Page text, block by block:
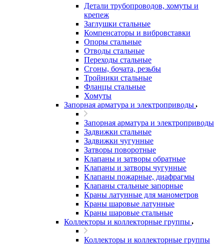
Детали трубопроводов, хомуты и
крепеж
Заглушки стальные
Компенсаторы и вибровставки
Опоры стальные
Отводы стальные
Переходы стальные
Сгоны, бочата, резьбы
Тройники стальные
Фланцы стальные
Хомуты
Запорная арматура и электроприводы
Запорная арматура и электроприводы
Задвижки стальные
Задвижки чугунные
Затворы поворотные
Клапаны и затворы обратные
Клапаны и затворы чугунные
Клапаны пожарные, диафрагмы
Клапаны стальные запорные
Краны латунные для манометров
Краны шаровые латунные
Краны шаровые стальные
Коллекторы и коллекторные группы
Коллекторы и коллекторные группы